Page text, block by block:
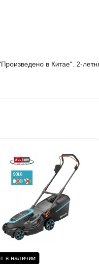
в Китае". 2-
в наличии